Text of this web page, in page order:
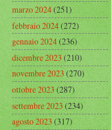
marzo 2024(251)
febbraio 2024(272)
gennaio 2024(236)
dicembre 2023(210)
novembre 2023(270)
ottobre 2023(287)
settembre 2023(234)
agosto 2023(317)